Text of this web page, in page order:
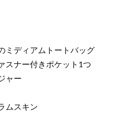
ミディアムトートバッグ
スナー付きポケット1つ
ャー
ムスキン